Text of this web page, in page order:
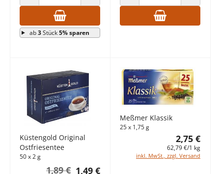
ANZAHL VERRINGERN ANZAHL ERHÖHEN
ab3Stück5% sparen
ANZAHL VERRINGERN ANZAHL
Küstengold Original
Ostfriesentee
50 x 2 g
1,49 €
1,89 €
Meßmer Klassik
25 x 1,75 g
2,75 €
62,79 €/1 kg
inkl. MwSt., zzgl. Versand